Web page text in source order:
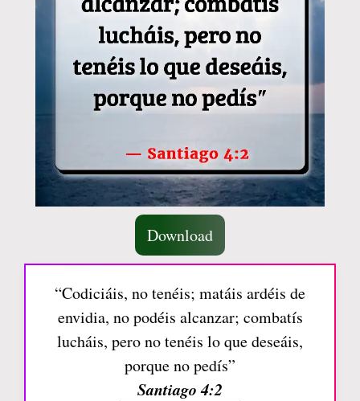
Download
“Codiciáis, no tenéis; matáis ardéis de
envidia, no podéis alcanzar; combatís
lucháis, pero no tenéis lo que deseáis,
porque no pedís”
Santiago 4:2